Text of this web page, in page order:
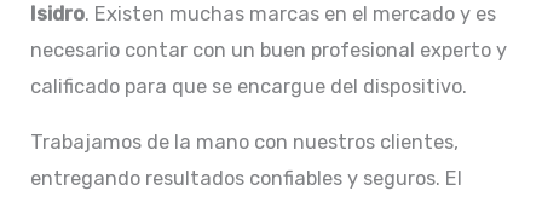
Isidro. Existen muchas marcas en el mercado y es
necesario contar con un buen profesional experto y
calificado para que se encargue del dispositivo.
Trabajamos de la mano con nuestros clientes,
entregando resultados confiables y seguros. El